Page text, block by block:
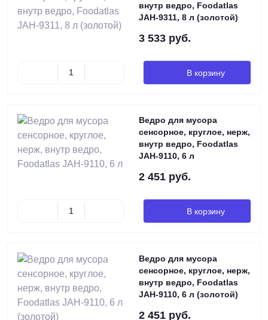
внутр ведро, Foodatlas
JAH-9311, 8 л (золотой)
3 533 руб.
В корзину
Ведро для мусора
сенсорное, круглое, нерж,
внутр ведро, Foodatlas
JAH-9110, 6 л
2 451 руб.
В корзину
Ведро для мусора
сенсорное, круглое, нерж,
внутр ведро, Foodatlas
JAH-9110, 6 л (золотой)
2 451 руб.